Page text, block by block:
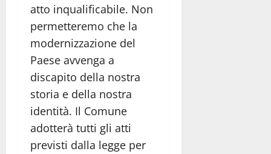
atto inqualificabile. Non
permetteremo che la
modernizzazione del
Paese avvenga a
discapito della nostra
storia e della nostra
identità. Il Comune
adotterà tutti gli atti
previsti dalla legge per